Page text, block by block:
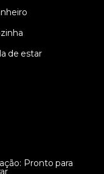
de estar
Pronto para